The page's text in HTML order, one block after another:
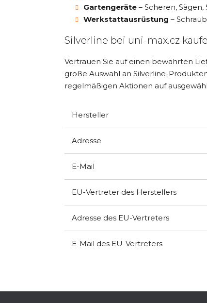
Gartengeräte – Scheren,
Werkstattausrüstung –
Silverline bei uni-max.cz
Vertrauen Sie auf einen bewährten
große Auswahl an Silverline-
regelmäßigen Aktionen auf
Hersteller
Adresse
E-Mail
EU-Vertreter des Herstellers
Adresse des EU-Vertreters
E-Mail des EU-Vertreters